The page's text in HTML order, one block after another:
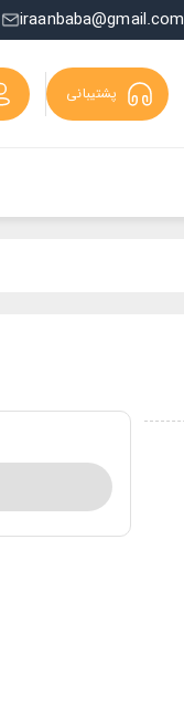
iraanbaba@gmail.com
پشتیبانی